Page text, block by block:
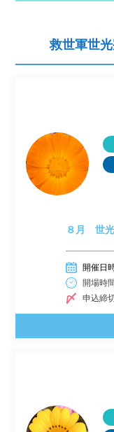
救世軍世
８月 世
開催日
開場時
申込締